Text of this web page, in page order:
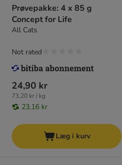
Prøvepakke: 4 x 85 g
Concept for Life
All Cats
24,90 kr
73,20 kr / kg
23,16 kr
Not rated
Læg i kurv